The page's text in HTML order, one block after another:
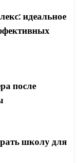
идеальное
после
школу для